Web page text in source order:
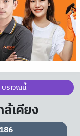
บริเวณนี้
ล้เคียง